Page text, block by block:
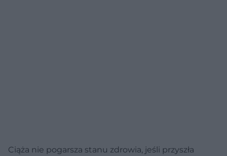
Ciąża nie pogarsza stanu zdrowia, jeśli przyszła